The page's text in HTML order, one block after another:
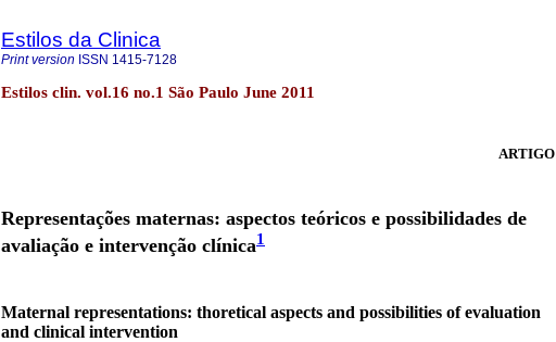
Estilos da Clinica
Print version ISSN 1415-7128
Estilos clin. vol.16 no.1 São Paulo June 2011
ARTIGO
Representações maternas: aspectos teóricos e possibilidades de
avaliação e intervenção clínica1
Maternal representations: thoretical aspects and possibilities of evaluation
and clinical intervention